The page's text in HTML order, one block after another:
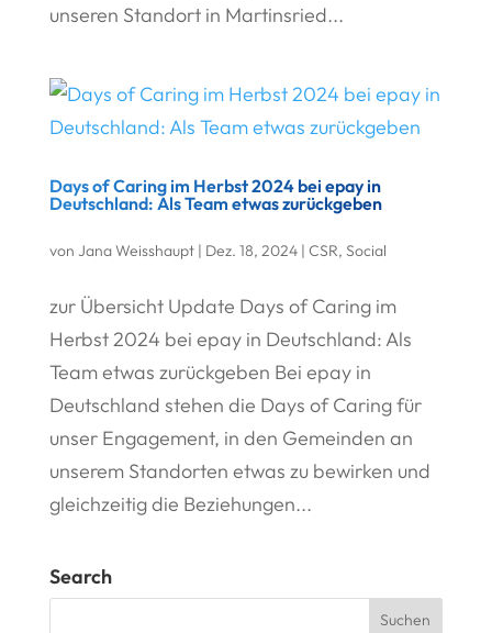
unseren Standort in Martinsried...
Days of Caring im Herbst 2024 bei epay in
Deutschland: Als Team etwas zurückgeben
von Jana Weisshaupt| Dez. 18, 2024| CSR, Social
zur Übersicht Update Days of Caring im
Herbst 2024 bei epay in Deutschland: Als
Team etwas zurückgeben Bei epay in
Deutschland stehen die Days of Caring für
unser Engagement, in den Gemeinden an
unserem Standorten etwas zu bewirken und
gleichzeitig die Beziehungen...
Search